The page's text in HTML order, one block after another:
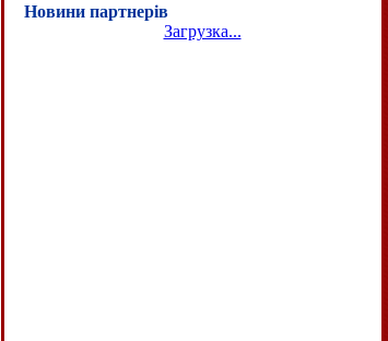
Новини партнерів
Загрузка...